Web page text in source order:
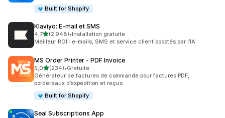
Built for Shopify
Klaviyo: E‑mail et SMS
4,7étoile(s) sur 5
(2 948)
2948 avis au total
•Installation gratuite
Meilleur ROI : e-mails, SMS et service client boostés par l’IA
MS Order Printer ‑ PDF Invoice
5,0étoile(s) sur 5
(234)
234 avis au total
•Gratuite
Générateur de factures de commande pour factures PDF,
bordereaux d’expédition et reçus
Built for Shopify
Seal Subscriptions App